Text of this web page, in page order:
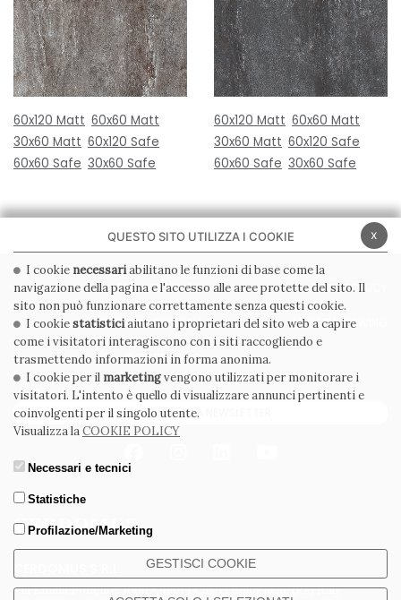
60x120 Matt 60x60 Matt
30x60 Matt 60x120 Safe
60x60 Safe 30x60 Safe
60x120 Matt 60x60 Matt
30x60 Matt 60x120 Safe
60x60 Safe 30x60 Safe
Via Emilia Ponente, 1000 - 48014 Castel Bolognese (RA) Italy
PRIVACY POLICY COOKIE POLICY
CONDIZIONI GENERALI WHISTLEBLOWING
CODICE ETICO
ISCRIVITI ALLA NEWSLETTER
x
QUESTO SITO UTILIZZA I COOKIE
I cookie necessariabilitano le funzioni di base come la
navigazione della pagina e l'accesso alle aree protette del sito. Il
sito non può funzionare correttamente senza questi cookie.
I cookiestatisticiaiutano i proprietari del sito web a capire
come i visitatori interagiscono con i siti raccogliendo e
trasmettendo informazioni in forma anonima.
I cookie per il marketingvengono utilizzati per monitorare i
visitatori. L'intento è quello di visualizzare annunci pertinenti e
coinvolgenti per il singolo utente.
Visualizza laCOOKIE POLICY
Necessari e tecnici
Statistiche
Profilazione/Marketing
GESTISCI COOKIE